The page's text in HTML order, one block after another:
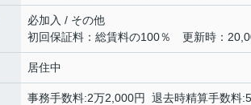
必加入 / その他
初回保証料：総賃料の100％ 更新時：
居住中
事務手数料:2万2,000円 退去時精算手数